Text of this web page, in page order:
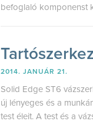
befoglaló komponenst
2014. JANUÁR 21.
Solid Edge ST6
új lényeges és a
test éleit. A test és a